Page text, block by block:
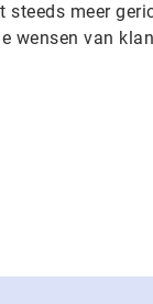
steeds meer
wensen van